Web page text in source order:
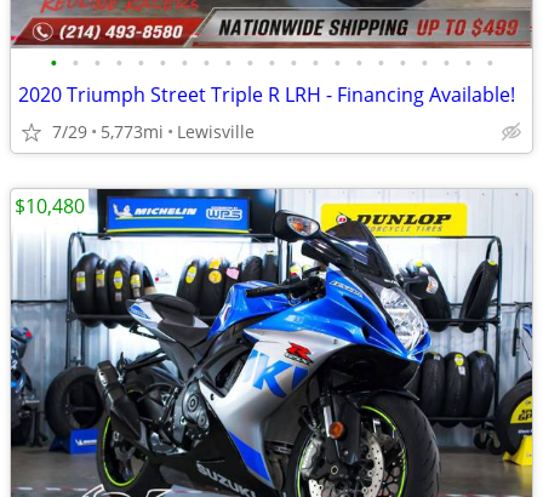
• • • • • • • • • • • • • • • • • • • • •
2020 Triumph Street Triple R LRH - Financing Available!
7/29 5,773mi Lewisville
$10,480